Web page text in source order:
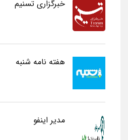
خبرگزاری تسنیم
هفته نامه شنبه
مدیر اینفو